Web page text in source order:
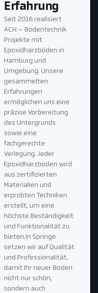
Erfahrung
Seit 2016 realisiert
ACH – Bodentechnik
Projekte mit
Epoxidharzböden in
Hamburg und
Umgebung. Unsere
gesammelten
Erfahrungen
ermöglichen uns eine
präzise Vorbereitung
des Untergrunds
sowie eine
fachgerechte
Verlegung. Jeder
Epoxidharzboden wird
aus zertifizierten
Materialien und
erprobten Techniken
erstellt, um eine
höchste Beständigkeit
und Funktionalität zu
bieten.In Springe
setzen wir auf Qualität
und Professionalität,
damit Ihr neuer Boden
nicht nur schön,
sondern auch